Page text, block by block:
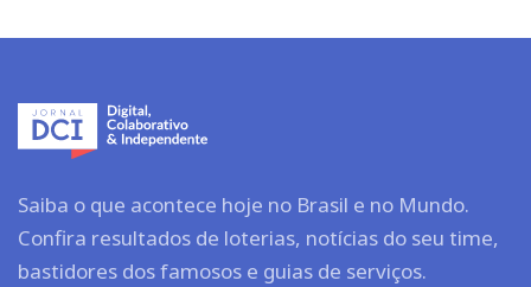
Saiba o que acontece hoje no Brasil e no Mundo.
Confira resultados de loterias, notícias do seu time,
bastidores dos famosos e guias de serviços.